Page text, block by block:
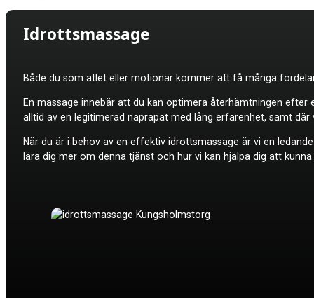
Idrottsmassage
Både du som atlet eller motionär kommer att få många
En massage innebär att du kan optimera återhämtningen
alltid av en legitimerad naprapat med lång erfarenhet, samt
När du är i behov av en effektiv idrottsmassage är vi en
lära dig mer om denna tjänst och hur vi kan hjälpa dig att